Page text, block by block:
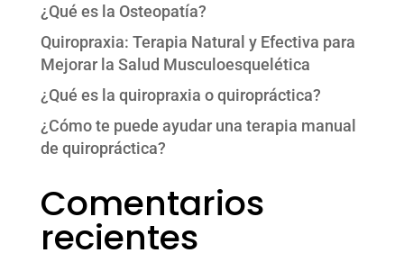
¿Qué es la Osteopatía?
Quiropraxia: Terapia Natural y Efectiva para
Mejorar la Salud Musculoesquelética
¿Qué es la quiropraxia o quiropráctica?
¿Cómo te puede ayudar una terapia manual
de quiropráctica?
Comentarios
recientes